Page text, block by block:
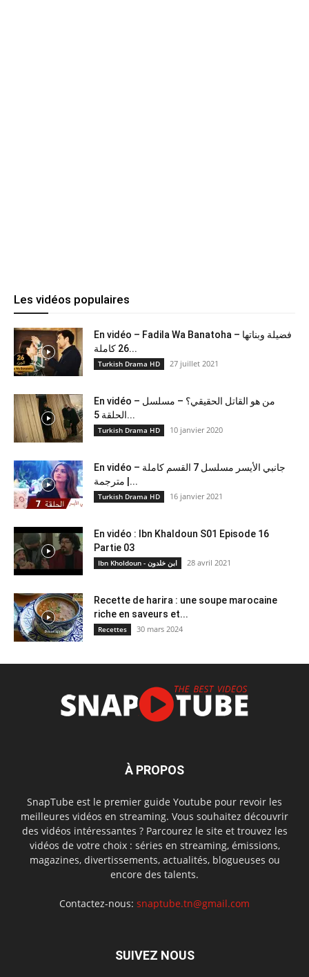
Les vidéos populaires
En vidéo – Fadila Wa Banatoha – فضيلة وبناتها
26 كاملة...
Turkish Drama HD 27 juillet 2021
En vidéo – من هو القاتل الحقيقي؟ – مسلسل
الحلقة 5...
Turkish Drama HD 10 janvier 2020
En vidéo – جانبي الأيسر مسلسل 7 القسم كاملة
مترجمة |...
Turkish Drama HD 16 janvier 2021
En vidéo : Ibn Khaldoun S01 Episode 16
Partie 03
Ibn Kholdoun - ابن خلدون 28 avril 2021
Recette de harira : une soupe marocaine
riche en saveurs et...
Recettes 30 mars 2024
À PROPOS
SnapTube est le premier guide Youtube pour revoir les
meilleures vidéos en streaming. Vous souhaitez découvrir
des vidéos intéressantes ? Parcourez le site et trouvez les
vidéos de votre choix : séries en streaming, émissions,
magazines, divertissements, actualités, blogueuses ou
encore des talents.
Contactez-nous: snaptube.tn@gmail.com
SUIVEZ NOUS